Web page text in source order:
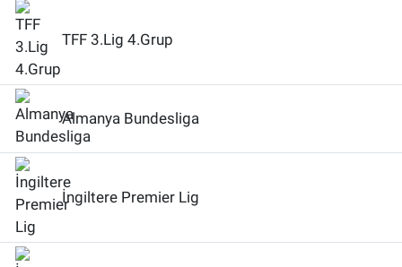
TFF 3.Lig 4.Grup
Almanya Bundesliga
İngiltere Premier Lig